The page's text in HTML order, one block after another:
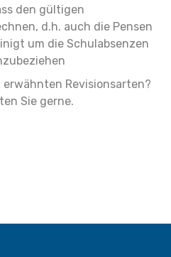
den gültigen
d.h. auch die Pensen
um die Schulabsenzen
erwähnten Revisionsarten?
Sie gerne.